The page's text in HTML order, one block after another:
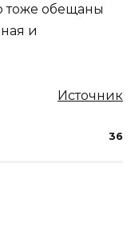
тоже обещаны
и
Источник
36